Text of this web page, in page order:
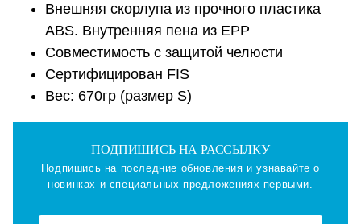
Внешняя скорлупа из прочного пластика
ABS. Внутренняя пена из EPP
Совместимость с защитой челюсти
Сертифицирован FIS
Вес: 670гр (размер S)
ПОДПИШИСЬ НА РАССЫЛКУ
Подпишись на последние обновления и узнавайте о
новинках и специальных предложениях первыми.